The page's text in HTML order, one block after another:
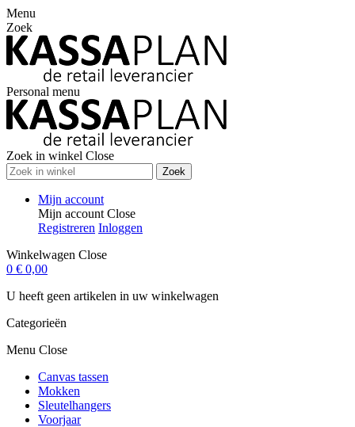
Menu
Zoek
Personal menu
Zoek in winkel Close
Zoek
Mijn account
Mijn account Close
Registreren Inloggen
Winkelwagen Close
0 € 0,00
U heeft geen artikelen in uw winkelwagen
Categorieën
Menu Close
Canvas tassen
Mokken
Sleutelhangers
Voorjaar